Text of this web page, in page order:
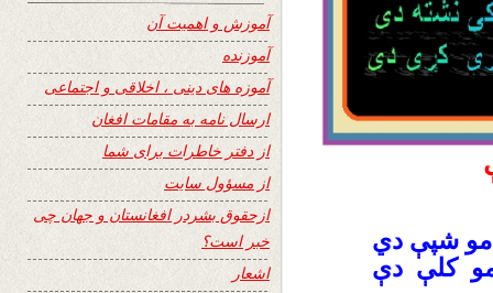
شپې دي
کلې دې
آموزش و اهمیت آن
آموزنده
آموزه های دینی ، اخلاقی و اجتماعی
ارسال نامه به مقامات افغان
از دفتر خاطرات برای شما
از مسؤول سایت
ازحقوق بشردر افغانستان و جهان چی
خبر است؟
اشعار